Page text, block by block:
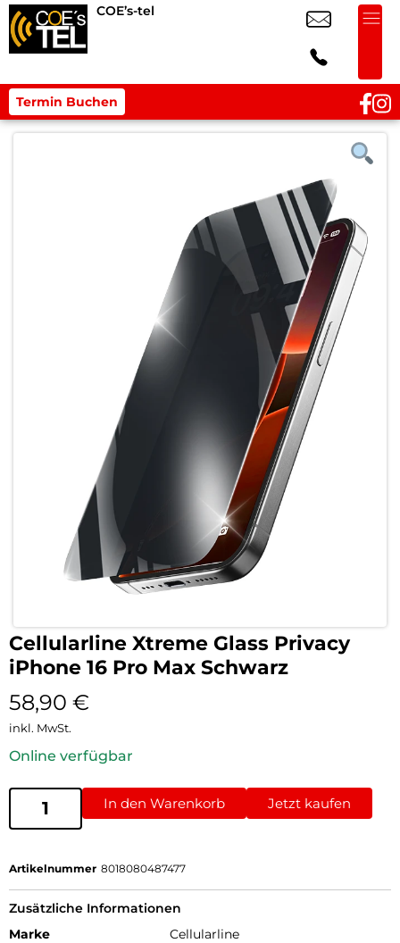
COE’s-tel
Termin Buchen
Cellularline Xtreme Glass Privacy
iPhone 16 Pro Max Schwarz
58,90 €
inkl. MwSt.
Online verfügbar
In den Warenkorb Jetzt kaufen
Artikelnummer 8018080487477
Zusätzliche Informationen
Marke
Cellularline